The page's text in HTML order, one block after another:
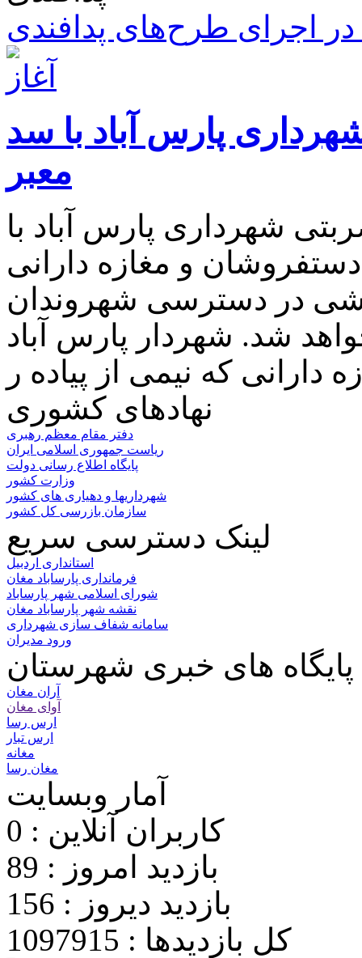
اجرای طرح‌های پدافندی
پارس آباد با سد
معبر
شهرداری پارس آباد با
و مغازه دارانی
در دسترسی شهروندان
شد. شهردار پارس آباد
نهادهای کشوری
دفتر مقام معظم رهبری
ریاست جمهوری اسلامی ایران
پایگاه اطلاع رسانی دولت
وزارت کشور
شهرداریها و دهیاری های کشور
سازمان بازرسی کل کشور
لینک دسترسی سریع
استانداری اردبیل
فرمانداری پارساباد مغان
شورای اسلامی شهر پارساباد
نقشه شهر پارساباد مغان
سامانه شفاف سازی شهرداری
ورود مدیران
پایگاه های خبری شهرستان
آران مغان
آوای مغان
ارس رسا
ارس تبار
مغانه
مغان رسا
آمار وبسایت
کاربران آنلاین : 0
بازدید امروز : 89
بازدید دیروز : 156
کل بازدیدها : 1097915